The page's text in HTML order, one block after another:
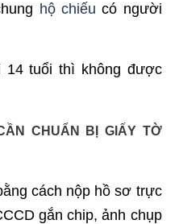
hộ chiếu có người
tuổi thì không được
CHUẨN BỊ GIẤY TỜ
cách nộp hồ sơ trực
gắn chip, ảnh chụp